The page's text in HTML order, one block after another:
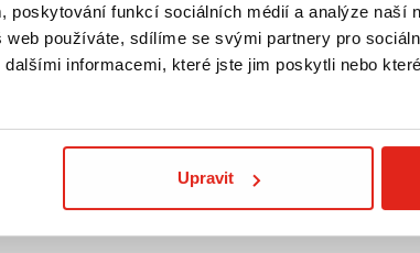
poskytování funkcí sociálních médií a analýze naší
používáte, sdílíme se svými partnery pro
informacemi, které jste jim poskytli nebo
Upravit
C 600
GIVI DRŽÁK KUFRU MONOLOCK
BMW C 600 SPORT (12-15)
SR5105M
Koupit